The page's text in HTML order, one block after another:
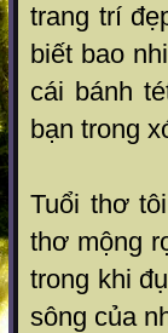
trang trí
biết bao
cái bánh
bạn trong
Tuổi thơ
thơ mộng
trong khi
sông của